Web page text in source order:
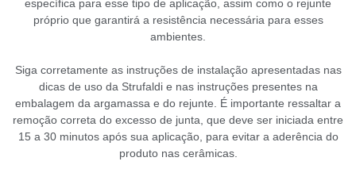
específica para esse tipo de aplicação, assim como o rejunte
próprio que garantirá a resistência necessária para esses
ambientes.
Siga corretamente as instruções de instalação apresentadas nas
dicas de uso da Strufaldi e nas instruções presentes na
embalagem da argamassa e do rejunte. É importante ressaltar a
remoção correta do excesso de junta, que deve ser iniciada entre
15 a 30 minutos após sua aplicação, para evitar a aderência do
produto nas cerâmicas.